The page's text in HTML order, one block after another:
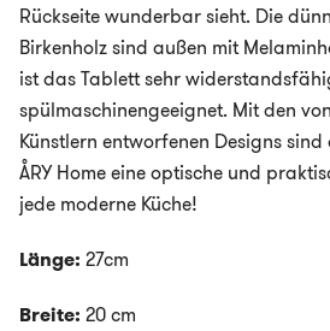
Rückseite wunderbar sieht. Die
Birkenholz sind außen mit
ist das Tablett sehr
spülmaschinengeeignet. Mit den
Künstlern entworfenen Designs
ÅRY Home eine optische und
jede moderne Küche!
Länge: 27cm
Breite: 20 cm